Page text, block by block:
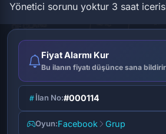
Yönetici sorunu yoktur 3 saat
Fiyat Alarmı Kur
Bu ilanın fiyatı düşünce sana
İlan No:#000114
Oyun:Facebook Grup